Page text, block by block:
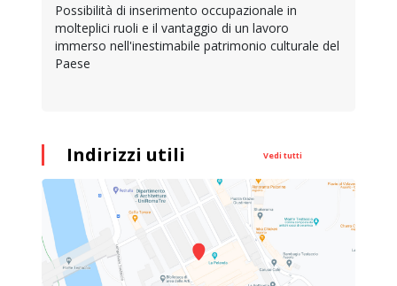
Possibilità di inserimento occupazionale in
molteplici ruoli e il vantaggio di un lavoro
immerso nell'inestimabile patrimonio culturale del
Paese
Indirizzi utili Vedi tutti